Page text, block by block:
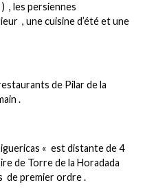
) , les persiennes
, une cuisine d’été et une
de Pilar de la
.
« est distante de 4
de Torre de la Horadada
de premier ordre .